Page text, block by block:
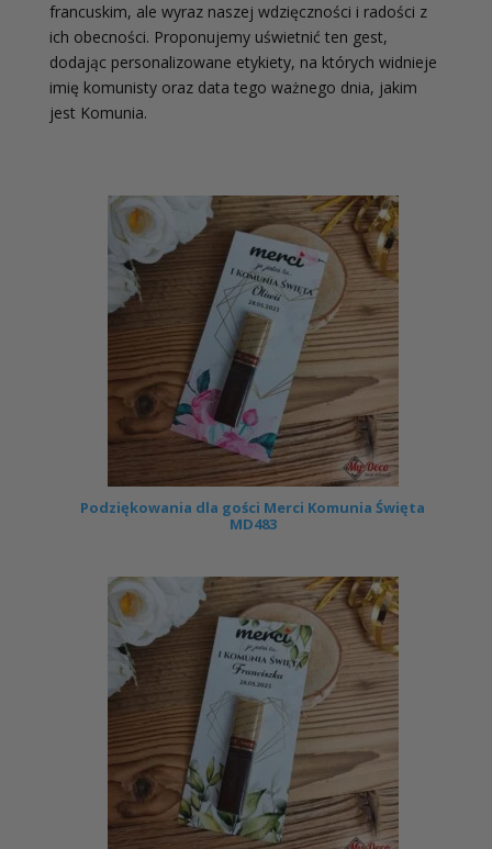
francuskim, ale wyraz naszej wdzięczności i radości z
ich obecności. Proponujemy uświetnić ten gest,
dodając personalizowane etykiety, na których widnieje
imię komunisty oraz data tego ważnego dnia, jakim
jest Komunia.
Podziękowania dla gości Merci Komunia Święta
MD483